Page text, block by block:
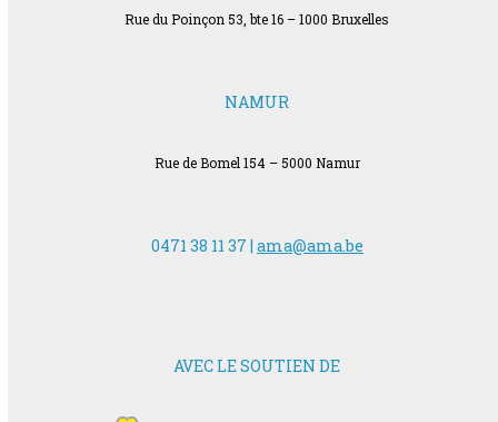
Rue du Poinçon 53, bte 16 – 1000 Bruxelles
NAMUR
Rue de Bomel 154 – 5000 Namur
0471 38 11 37 | ama@ama.be
AVEC LE SOUTIEN DE